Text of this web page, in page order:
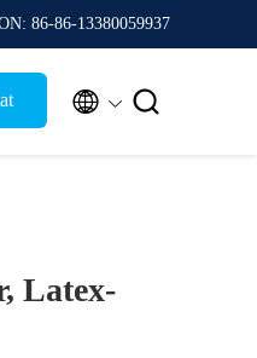
86-86-13380059937
 
Latex-